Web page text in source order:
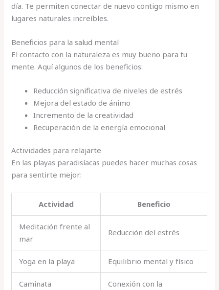
día. Te permiten conectar de nuevo contigo mismo en
lugares naturales increíbles.
Beneficios para la salud mental
El contacto con la naturaleza es muy bueno para tu
mente. Aquí algunos de los beneficios:
Reducción significativa de niveles de estrés
Mejora del estado de ánimo
Incremento de la creatividad
Recuperación de la energía emocional
Actividades para relajarte
En las playas paradisíacas puedes hacer muchas cosas
para sentirte mejor:
Actividad Beneficio
Meditación frente al
mar
Reducción del estrés
Yoga en la playa Equilibrio mental y físico
Caminata
Conexión con la